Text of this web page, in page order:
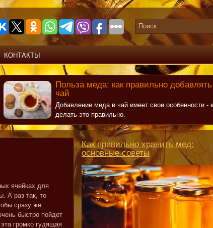
КОНТАКТЫ
Польза меда: как правильно
чай
Добавление меда в чай имеет свои особенности -
делать это правильно.
ячейках для
А раз так, то
сразу же
быстро пойдет
громко гудящая
Как правильно хранить мед:
основные советы